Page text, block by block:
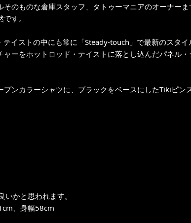
そのものな倉庫スタッフ、タトゥーマニアのオーナー
す。
テイストの中にも常に「Steady-touch」で最新のスタ
ャーをホットロッド・テイストに落とし込んだパネル
プンカラーシャツに、ブラックをベースにしたTikiピン
かと思われます。
、身幅58cm